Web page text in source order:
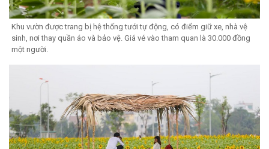
Khu vườn được trang bị hệ thống tưới tự động, có điểm giữ xe, nhà vệ
sinh, nơi thay quần áo và bảo vệ. Giá vé vào tham quan là 30.000 đồng
một người.